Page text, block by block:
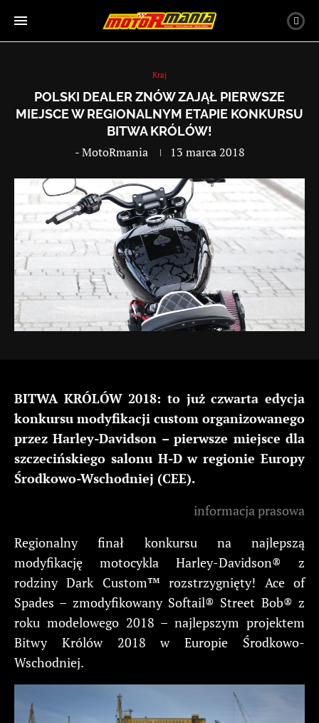
Kraj
POLSKI DEALER ZNÓW ZAJĄŁ PIERWSZE
MIEJSCE W REGIONALNYM ETAPIE KONKURSU
BITWA KRÓLÓW!
-MotoRmania 13 marca 2018
BITWA KRÓLÓW 2018: to już czwarta edycja
konkursu modyfikacji custom organizowanego
przez Harley-Davidson – pierwsze miejsce dla
szczecińskiego salonu H-D w regionie Europy
Środkowo-Wschodniej (CEE).
informacja prasowa
Regionalny finał konkursu na najlepszą
modyfikację motocykla Harley-Davidson® z
rodziny Dark Custom™ rozstrzygnięty! Ace of
Spades – zmodyfikowany Softail® Street Bob® z
roku modelowego 2018 – najlepszym projektem
Bitwy Królów 2018 w Europie Środkowo-
Wschodniej.